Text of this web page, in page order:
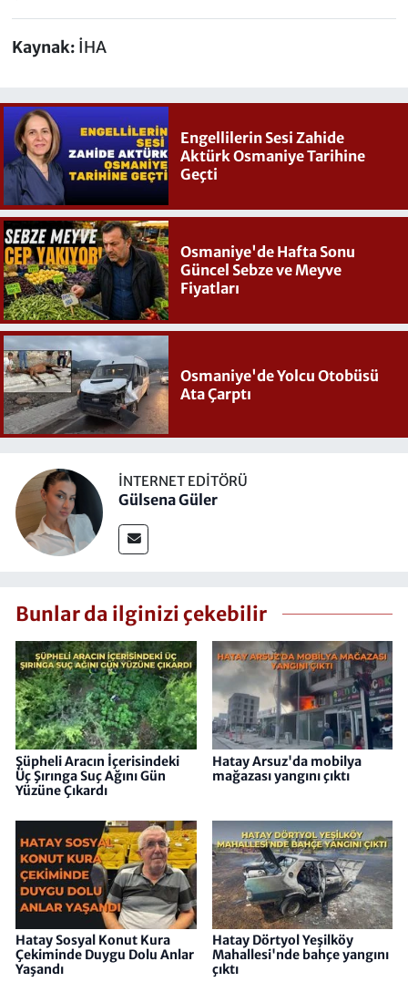
Kaynak: İHA
Engellilerin Sesi Zahide
Aktürk Osmaniye Tarihine
Geçti
Osmaniye'de Hafta Sonu
Güncel Sebze ve Meyve
Fiyatları
Osmaniye'de Yolcu Otobüsü
Ata Çarptı
İNTERNET EDITÖRÜ
Gülsena Güler
Bunlar da ilginizi çekebilir
Şüpheli Aracın İçerisindeki
Üç Şırınga Suç Ağını Gün
Yüzüne Çıkardı
Hatay Arsuz'da mobilya
mağazası yangını çıktı
Hatay Sosyal Konut Kura
Çekiminde Duygu Dolu Anlar
Yaşandı
Hatay Dörtyol Yeşilköy
Mahallesi'nde bahçe yangını
çıktı